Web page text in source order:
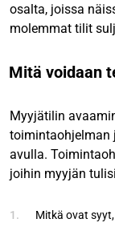
osalta, joissa
molemmat tilit
Mitä voidaan
Myyjätilin
toimintaohjelman
avulla.
joihin myyjän
Mitkä ovat